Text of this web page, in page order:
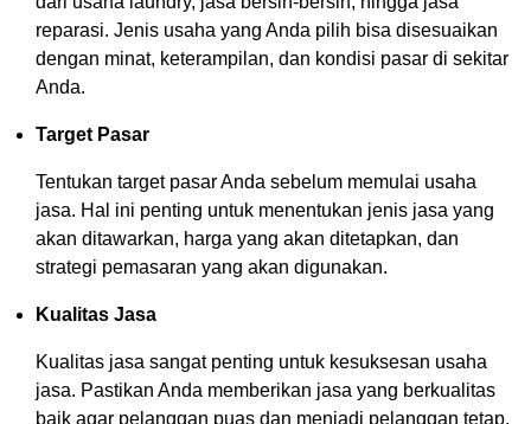
reparasi. Jenis usaha yang Anda pilih bisa disesuaikan
dengan minat, keterampilan, dan kondisi pasar di sekitar
Anda.
Target Pasar
Tentukan target pasar Anda sebelum memulai usaha
jasa. Hal ini penting untuk menentukan jenis jasa yang
akan ditawarkan, harga yang akan ditetapkan, dan
strategi pemasaran yang akan digunakan.
Kualitas Jasa
Kualitas jasa sangat penting untuk kesuksesan usaha
jasa. Pastikan Anda memberikan jasa yang berkualitas
baik agar pelanggan puas dan menjadi pelanggan tetap.